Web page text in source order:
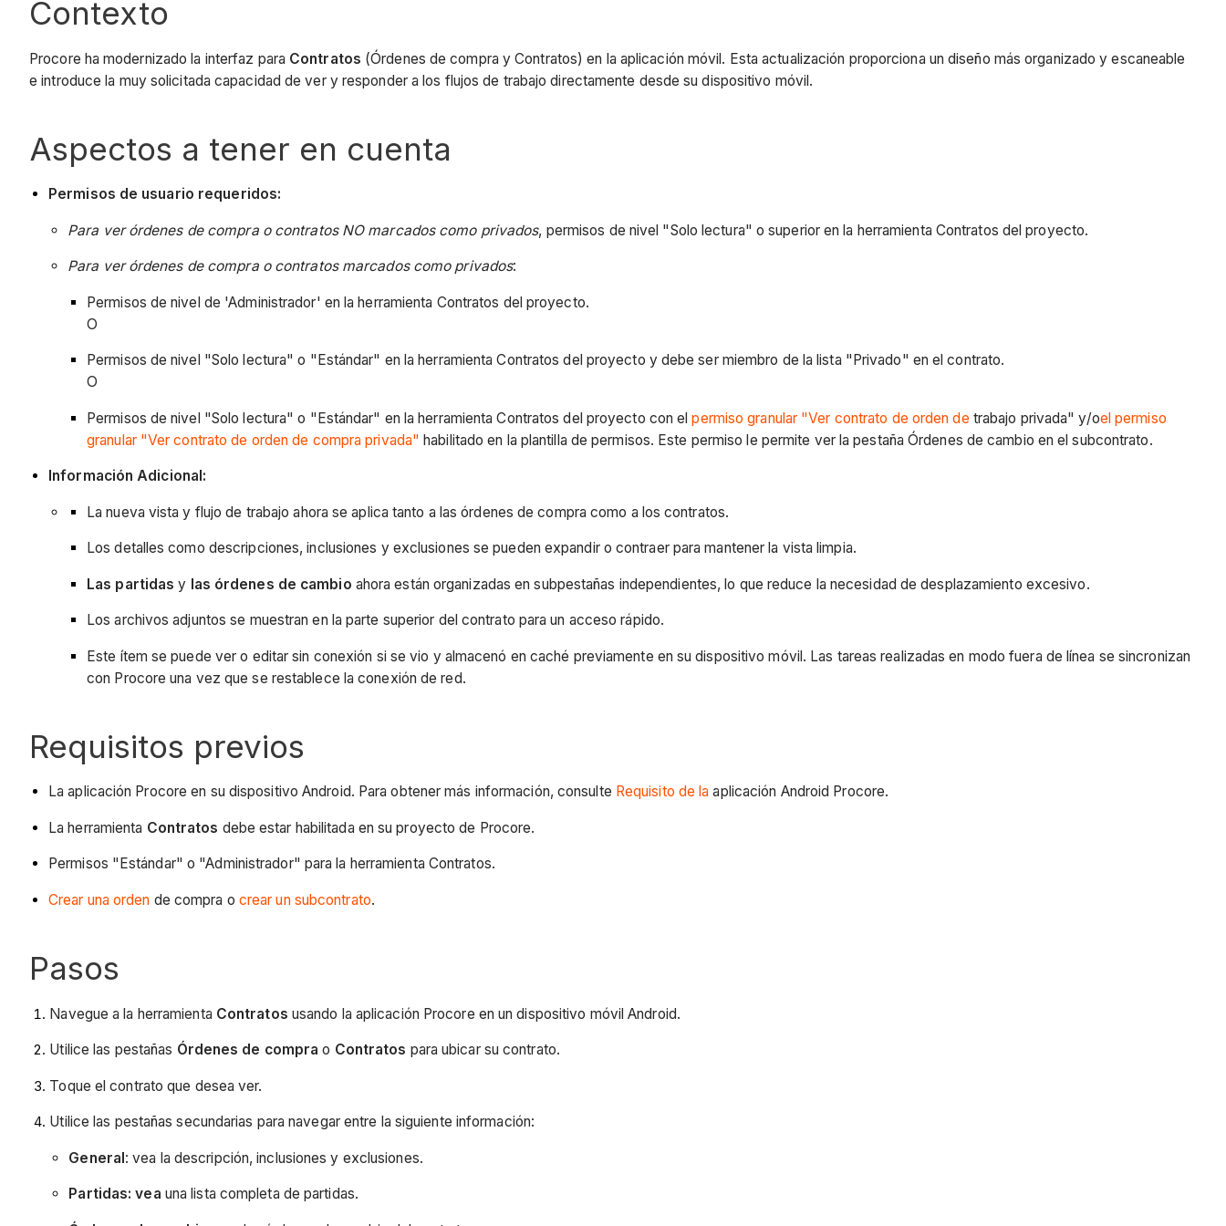
Contexto
Procore ha modernizado la interfaz para Contratos (Órdenes de compra y Contratos) en la aplicación móvil. Esta actualización proporciona un diseño más organizado y escaneable
e introduce la muy solicitada capacidad de ver y responder a los flujos de trabajo directamente desde su dispositivo móvil.
Aspectos a tener en cuenta
Permisos de usuario requeridos:
Para ver órdenes de compra o contratos NO marcados como privados, permisos de nivel "Solo lectura" o superior en la herramienta Contratos del proyecto.
Para ver órdenes de compra o contratos marcados como privados:
Permisos de nivel de 'Administrador' en la herramienta Contratos del proyecto.
O
Permisos de nivel "Solo lectura" o "Estándar" en la herramienta Contratos del proyecto y debe ser miembro de la lista "Privado" en el contrato.
O
Permisos de nivel "Solo lectura" o "Estándar" en la herramienta Contratos del proyecto con el permiso granular "Ver contrato de orden de trabajo privada" y/oel permiso
granular "Ver contrato de orden de compra privada" habilitado en la plantilla de permisos. Este permiso le permite ver la pestaña Órdenes de cambio en el subcontrato.
Información Adicional:
La nueva vista y flujo de trabajo ahora se aplica tanto a las órdenes de compra como a los contratos.
Los detalles como descripciones, inclusiones y exclusiones se pueden expandir o contraer para mantener la vista limpia.
Las partidas y las órdenes de cambio ahora están organizadas en subpestañas independientes, lo que reduce la necesidad de desplazamiento excesivo.
Los archivos adjuntos se muestran en la parte superior del contrato para un acceso rápido.
Este ítem se puede ver o editar sin conexión si se vio y almacenó en caché previamente en su dispositivo móvil. Las tareas realizadas en modo fuera de línea se sincronizan
con Procore una vez que se restablece la conexión de red.
Requisitos previos
La aplicación Procore en su dispositivo Android. Para obtener más información, consulte Requisito de la aplicación Android Procore.
La herramienta Contratos debe estar habilitada en su proyecto de Procore.
Permisos "Estándar" o "Administrador" para la herramienta Contratos.
Crear una orden de compra o crear un subcontrato.
Pasos
Navegue a la herramienta Contratos usando la aplicación Procore en un dispositivo móvil Android.
Utilice las pestañas Órdenes de compra o Contratos para ubicar su contrato.
Toque el contrato que desea ver.
Utilice las pestañas secundarias para navegar entre la siguiente información:
General: vea la descripción, inclusiones y exclusiones.
Partidas: vea una lista completa de partidas.